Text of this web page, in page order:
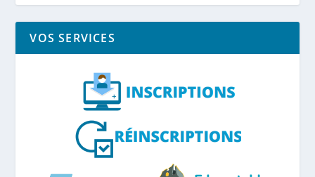
VOS SERVICES